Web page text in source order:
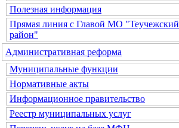
Полезная информация
Прямая линия с Главой МО "Теучежский
район"
Административная реформа
Муниципальные функции
Нормативные акты
Информационное правительство
Реестр муниципальных услуг